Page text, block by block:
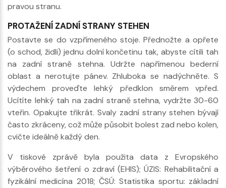
pravou stranu.
PROTAŽENÍ ZADNÍ STRANY STEHEN
Postavte se do vzpřímeného stoje. Přednožte a opřete
(o schod, židli) jednu dolní končetinu tak, abyste cítili tah
na zadní straně stehna. Udržte napřímenou bederní
oblast a nerotujte pánev. Zhluboka se nadýchněte. S
výdechem proveďte lehký předklon směrem vpřed.
Ucítíte lehký tah na zadní straně stehna, vydržte 30-60
vteřin. Opakujte třikrát. Svaly zadní strany stehen bývají
často zkráceny, což může působit bolest zad nebo kolen,
cvičte ideálně každý den.
V tiskové zprávě byla použita data z Evropského
výběrového šetření o zdraví (EHIS); ÚZIS: Rehabilitační a
fyzikální medicína 2018; ČSÚ: Statistika sportu: základní